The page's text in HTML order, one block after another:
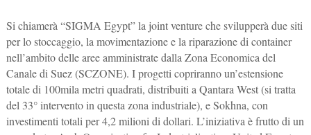
Si chiamerà “SIGMA Egypt” la joint venture che svilupperà due siti
per lo stoccaggio, la movimentazione e la riparazione di container
nell’ambito delle aree amministrate dalla Zona Economica del
Canale di Suez (SCZONE). I progetti copriranno un’estensione
totale di 100mila metri quadrati, distribuiti a Qantara West (si tratta
del 33° intervento in questa zona industriale), e Sokhna, con
investimenti totali per 4,2 milioni di dollari. L’iniziativa è frutto di un